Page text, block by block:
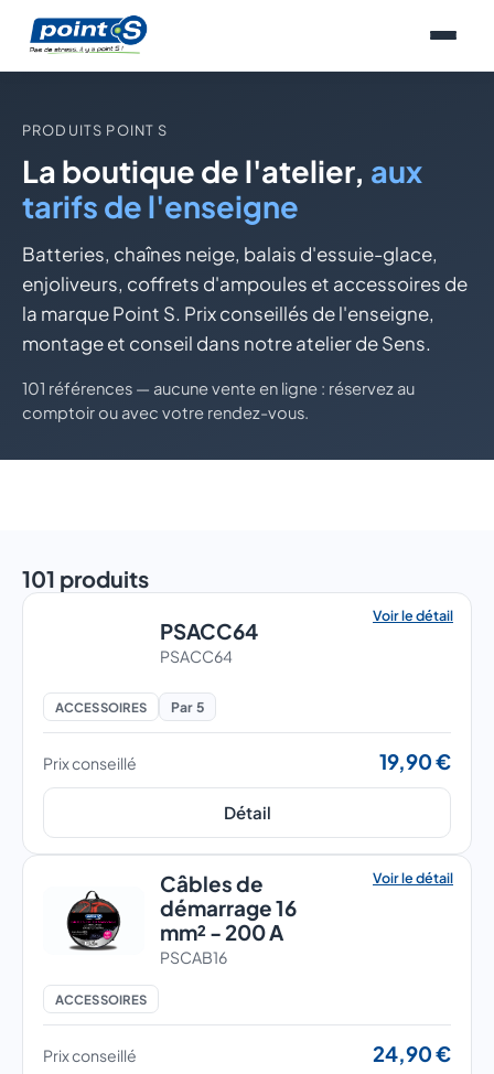
Se rendre au contenu
PRODUITS POINT S
La boutique de l'atelier, aux
tarifs de l'enseigne
Batteries, chaînes neige, balais d'essuie-glace,
enjoliveurs, coffrets d'ampoules et accessoires de
la marque Point S. Prix conseillés de l'enseigne,
montage et conseil dans notre atelier de Sens.
101 références — aucune vente en ligne : réservez au
comptoir ou avec votre rendez-vous.
101 produits
PSACC64
Voir le détail
PSACC64
ACCESSOIRES Par 5
Prix conseillé 19,90 €
Détail
Câbles de
démarrage 16
mm² - 200 A
Voir le détail
PSCAB16
ACCESSOIRES
Prix conseillé 24,90 €